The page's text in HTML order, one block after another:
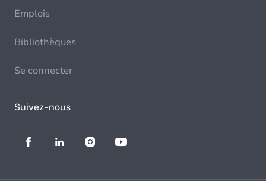
Emplois
Bibliothèques
Se connecter
Suivez-nous